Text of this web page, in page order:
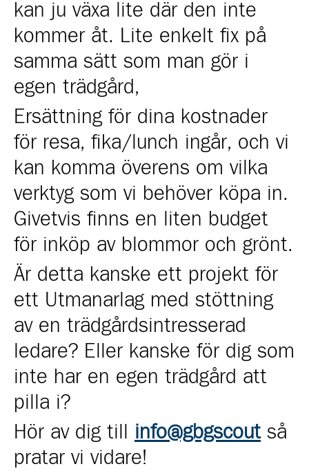
kan ju växa lite där den inte
kommer åt. Lite enkelt fix på
samma sätt som man gör i
egen trädgård,
Ersättning för dina kostnader
för resa, fika/lunch ingår, och vi
kan komma överens om vilka
verktyg som vi behöver köpa in.
Givetvis finns en liten budget
för inköp av blommor och grönt.
Är detta kanske ett projekt för
ett Utmanarlag med stöttning
av en trädgårdsintresserad
ledare? Eller kanske för dig som
inte har en egen trädgård att
pilla i?
Hör av dig till info@gbgscoutså
pratar vi vidare!